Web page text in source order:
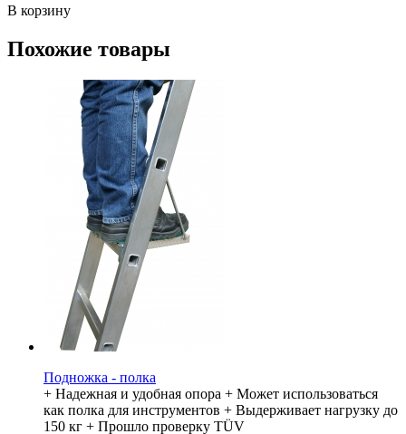
В корзину
Похожие товары
Подножка - полка
+ Надежная и удобная опора + Может использоваться
как полка для инструментов + Выдерживает нагрузку до
150 кг + Прошло проверку TÜV